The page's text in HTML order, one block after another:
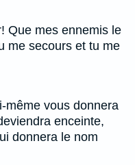
Que mes ennemis le
me secours et tu me
même vous donnera
enceinte,
donnera le nom